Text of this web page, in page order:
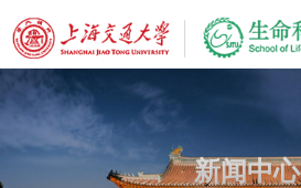
新闻中心